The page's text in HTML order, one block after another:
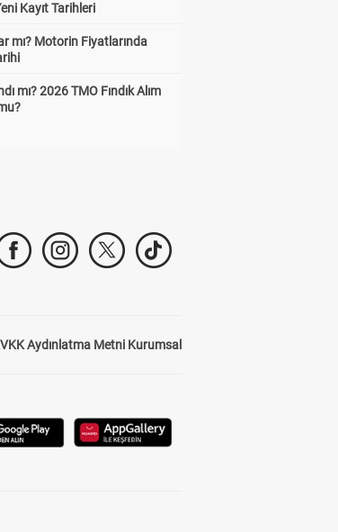
Kayıt Tarihleri
mı? Motorin Fiyatlarında
mı? 2026 TMO Fındık Alım
Aydınlatma Metni Kurumsal